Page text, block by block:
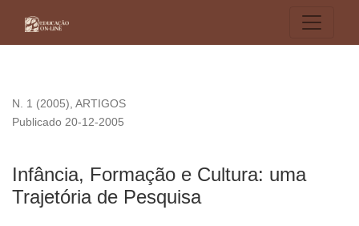
N. 1 (2005), ARTIGOS
Infância, Formação e Cultura: uma
Trajetória de Pesquisa
Publicado 20-12-2005